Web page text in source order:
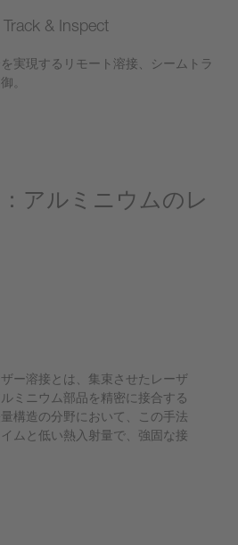
& Inspect
実現するリモート溶接、シームトラ
。
アルミニウムのレ
ー溶接とは、集束させたレーザ
ミニウム部品を精密に接合する
構造の分野において、この手法
ムと低い熱入射量で、強固な接